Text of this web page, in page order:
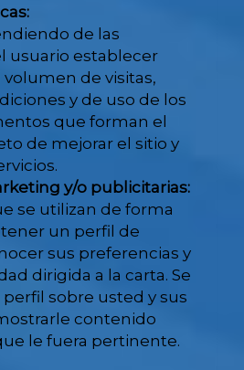
de las
usuario establecer
de visitas,
y de uso de los
que forman el
de mejorar el sitio y
y/o publicitarias:
se utilizan de forma
un perfil de
sus preferencias y
dirigida a la carta. Se
sobre usted y sus
contenido
le fuera pertinente.